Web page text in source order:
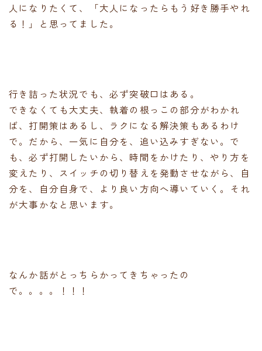
人になりたくて、「大人になったらもう好き勝手やれ
る！」と思ってました。
行き詰った状況でも、必ず突破口はある。
できなくても大丈夫、執着の根っこの部分がわかれ
ば、打開策はあるし、ラクになる解決策もあるわけ
で。だから、一気に自分を、追い込みすぎない。で
も、必ず打開したいから、時間をかけたり、やり方を
変えたり、スイッチの切り替えを発動させながら、自
分を、自分自身で、より良い方向へ導いていく。それ
が大事かなと思います。
なんか話がとっちらかってきちゃったの
で。。。。！！！